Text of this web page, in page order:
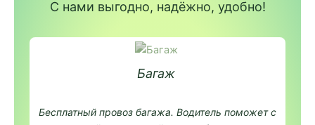
С нами выгодно, надёжно, удобно!
Багаж
Бесплатный провоз багажа. Водитель поможет с